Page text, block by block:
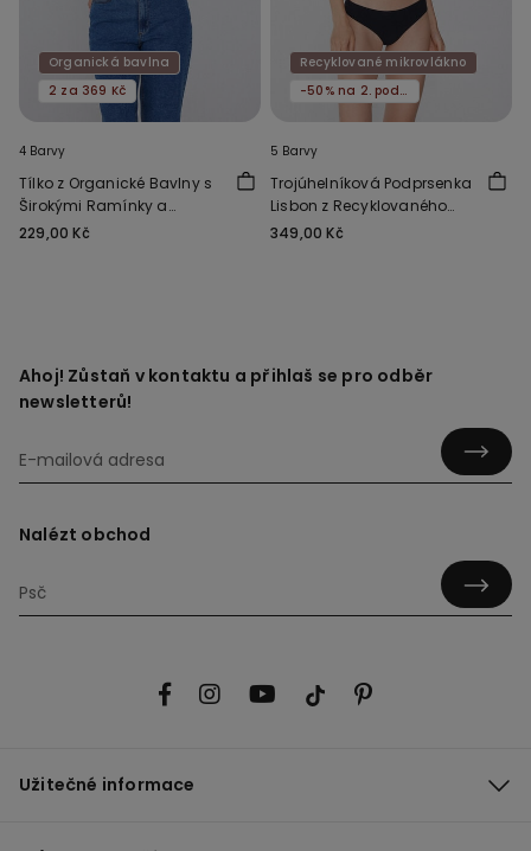
Organická bavlna
2 za 369 Kč
4 Barvy
Tílko z Organické Bavlny s
Širokými Ramínky a
Kulatým Výstřihem
229,00 Kč
Recyklované mikrovlákno
-50% na 2. podprsenku
5 Barvy
Trojúhelníková Podprsenka
Lisbon z Recyklovaného
Mikrovlákna
349,00 Kč
Ahoj! Zůstaň v kontaktu a přihlaš se pro odběr
newsletterů!
Nalézt obchod
Užitečné informace